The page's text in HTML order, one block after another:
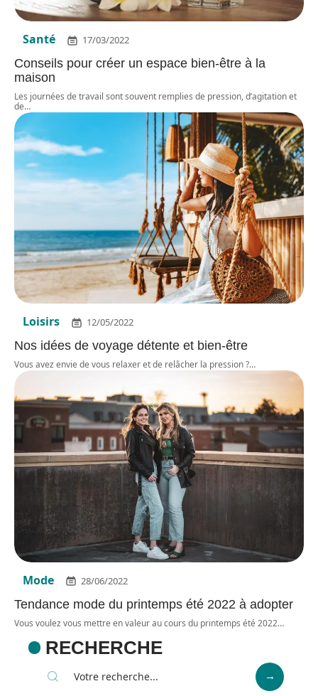
Santé 17/03/2022
Conseils pour créer un espace bien-être à la
maison
Les journées de travail sont souvent remplies de pression, d’agitation et
de…
Loisirs 12/05/2022
Nos idées de voyage détente et bien-être
Vous avez envie de vous relaxer et de relâcher la pression ?…
Mode 28/06/2022
Tendance mode du printemps été 2022 à adopter
Vous voulez vous mettre en valeur au cours du printemps été 2022…
RECHERCHE